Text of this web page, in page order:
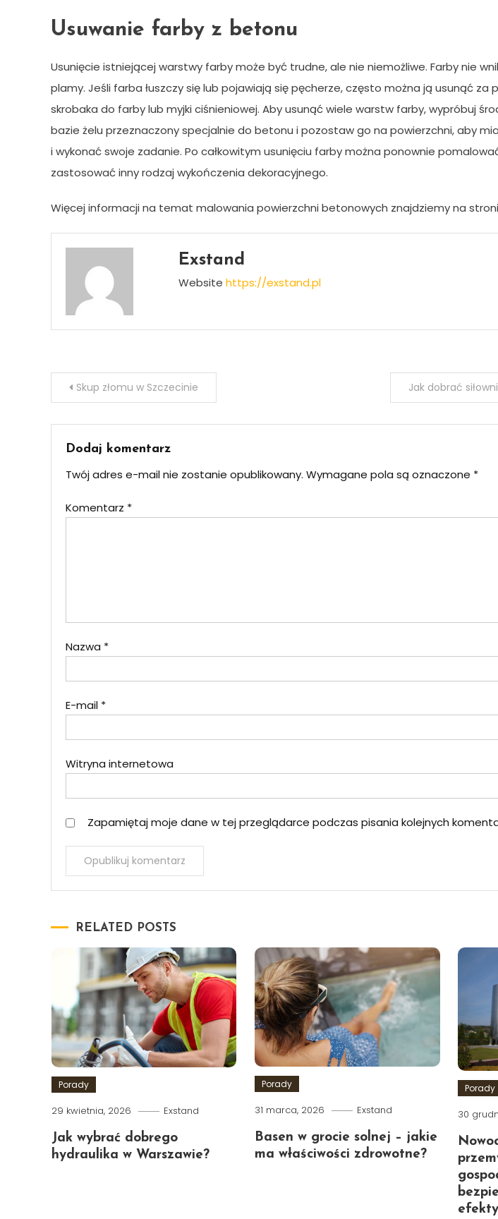
Usuwanie farby z betonu
Usunięcie istniejącej warstwy farby może być trudne, ale nie niemożliwe. Farby nie
plamy. Jeśli farba łuszczy się lub pojawiają się pęcherze, często można ją usunąć za
skrobaka do farby lub myjki ciśnieniowej. Aby usunąć wiele warstw farby, wypróbuj
bazie żelu przeznaczony specjalnie do betonu i pozostaw go na powierzchni, aby
i wykonać swoje zadanie. Po całkowitym usunięciu farby można ponownie
zastosować inny rodzaj wykończenia dekoracyjnego.
Więcej informacji na temat malowania powierzchni betonowych znajdziemy na
Exstand
Website https://exstand.pl
Nawigacja
wpisu
Skup złomu w Szczecinie Jak dobrać
Dodaj komentarz
Twój adres e-mail nie zostanie opublikowany. Wymagane pola są oznaczone *
Komentarz *
Nazwa *
E-mail *
Witryna internetowa
Zapamiętaj moje dane w tej przeglądarce podczas pisania kolejnych
RELATED POSTS
Porady
29 kwietnia, 2026 Exstand
Jak wybrać dobrego
hydraulika w Warszawie?
Porady
31 marca, 2026 Exstand
Basen w grocie solnej – jakie
ma właściwości zdrowotne?
Porady
30